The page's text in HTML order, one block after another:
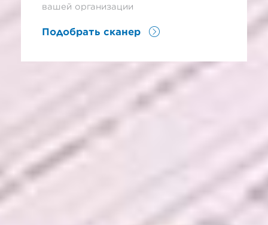
вашей организации
Подобрать сканер